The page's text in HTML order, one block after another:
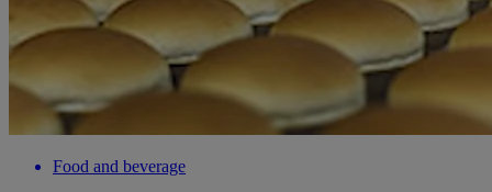
Food and beverage